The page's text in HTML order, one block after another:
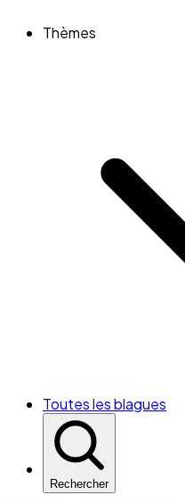
Thèmes
Toutes les blagues
Rechercher